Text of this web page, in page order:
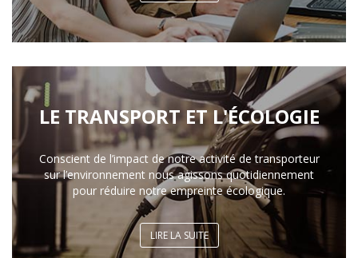
LE TRANSPORT ET L'ÉCOLOGIE
Conscient de l’impact de notre activité de transporteur
sur l’environnement nous agissons quotidiennement
pour réduire notre empreinte écologique.
LIRE LA SUITE